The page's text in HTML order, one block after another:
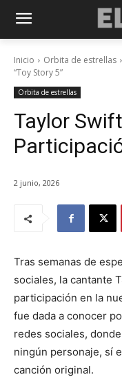
Inicio Orbita de estrellas
“Toy Story 5”
Orbita de estrellas
Taylor
2 junio, 2026
Tras semanas de
sociales, la cantante
participación en la
fue dada a conocer
redes sociales,
ningún personaje, sí
canción original.